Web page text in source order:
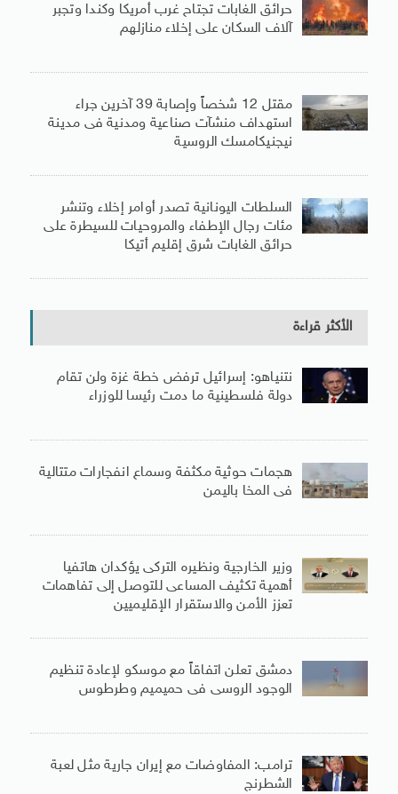
حرائق الغابات تجتاح غرب أمريكا وكندا وتجبر
آلاف السكان على إخلاء منازلهم
مقتل 12 شخصاً وإصابة 39 آخرين جراء
استهداف منشآت صناعية ومدنية فى مدينة
نيجنيكامسك الروسية
السلطات اليونانية تصدر أوامر إخلاء وتنشر
مئات رجال الإطفاء والمروحيات للسيطرة على
حرائق الغابات شرق إقليم أتيكا
الأكثر قراءة
نتنياهو: إسرائيل ترفض خطة غزة ولن تقام
دولة فلسطينية ما دمت رئيسا للوزراء
هجمات حوثية مكثفة وسماع انفجارات متتالية
فى المخا باليمن
وزير الخارجية ونظيره التركى يؤكدان هاتفيا
أهمية تكثيف المساعى للتوصل إلى تفاهمات
تعزز الأمن والاستقرار الإقليميين
دمشق تعلن اتفاقاً مع موسكو لإعادة تنظيم
الوجود الروسى فى حميميم وطرطوس
ترامب: المفاوضات مع إيران جارية مثل لعبة
الشطرنج